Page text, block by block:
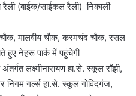
रैली (बाईक/साईकल रैली) निकाली
चौक, मालवीय चौक, करमचंद चौक, रसल
हुए नेहरू पार्क में पहुंचेगी
लक्ष्मीनारायण हा.से. स्कूल रॉंझी,
निगम गर्ल्स हा.से. स्कूल गोविंदगंज,